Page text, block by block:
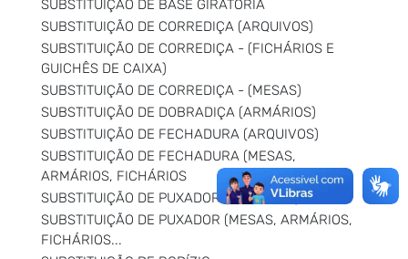
SUBSTITUIÇÃO DE BASE GIRATÓRIA
SUBSTITUIÇÃO DE CORREDIÇA (ARQUIVOS)
SUBSTITUIÇÃO DE CORREDIÇA - (FICHÁRIOS E
GUICHÊS DE CAIXA)
SUBSTITUIÇÃO DE CORREDIÇA - (MESAS)
SUBSTITUIÇÃO DE DOBRADIÇA (ARMÁRIOS)
SUBSTITUIÇÃO DE FECHADURA (ARQUIVOS)
SUBSTITUIÇÃO DE FECHADURA (MESAS,
ARMÁRIOS, FICHÁRIOS
SUBSTITUIÇÃO DE PUXADOR (ARQUIVOS)
SUBSTITUIÇÃO DE PUXADOR (MESAS, ARMÁRIOS,
FICHÁRIOS...